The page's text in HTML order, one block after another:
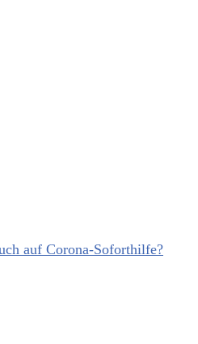
auf Corona-Soforthilfe?